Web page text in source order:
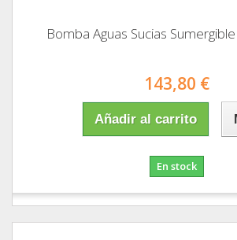
Bomba Aguas Sucias
143,80 €
Añadir al carrito
En stock